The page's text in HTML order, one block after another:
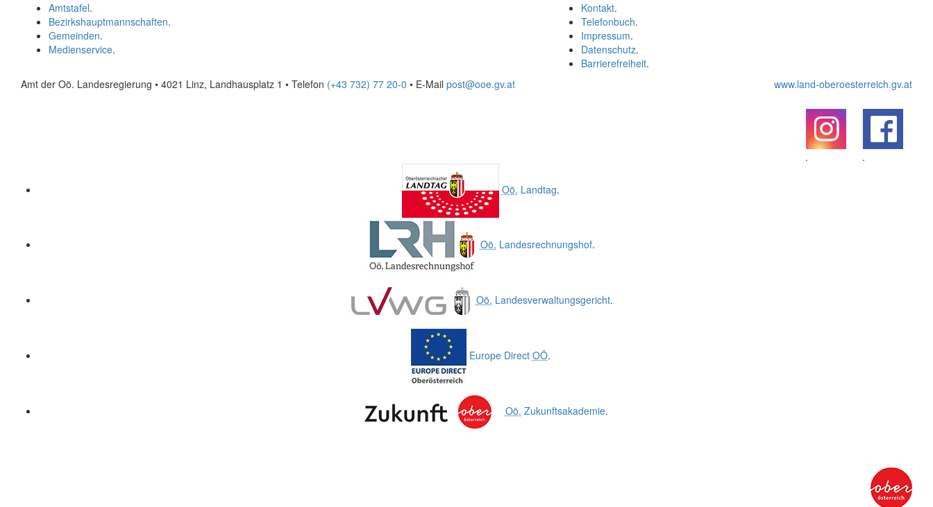
Kontakt.
Telefonbuch.
Impressum.
Datenschutz.
Barrierefreiheit.
Amtstafel.
Bezirkshauptmannschaften.
Gemeinden.
Medienservice.
Amt der Oö. Landesregierung • 4021 Linz, Landhausplatz 1 • Telefon (+43 732) 77 20-0 • E-Mail post@ooe.gv.at www.land-oberoesterreich.gv.at
.
.
Oö. Landtag.
Oö. Landesrechnungshof.
Oö. Landesverwaltungsgericht.
Europe Direct OÖ.
Oö. Zukunftsakademie.